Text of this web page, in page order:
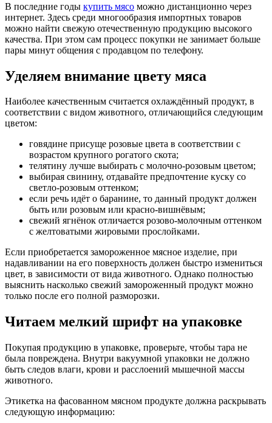
В последние годы купить мясо можно дистанционно через
интернет. Здесь среди многообразия импортных товаров
можно найти свежую отечественную продукцию высокого
качества. При этом сам процесс покупки не занимает больше
пары минут общения с продавцом по телефону.
Уделяем внимание цвету мяса
Наиболее качественным считается охлаждённый продукт, в
соответствии с видом животного, отличающийся следующим
цветом:
говядине присуще розовые цвета в соответствии с
возрастом крупного рогатого скота;
телятину лучше выбирать с молочно-розовым цветом;
выбирая свинину, отдавайте предпочтение куску со
светло-розовым оттенком;
если речь идёт о баранине, то данный продукт должен
быть или розовым или красно-вишнёвым;
свежий ягнёнок отличается розово-молочным оттенком
с желтоватыми жировыми прослойками.
Если приобретается замороженное мясное изделие, при
надавливании на его поверхность должен быстро измениться
цвет, в зависимости от вида животного. Однако полностью
выяснить насколько свежий замороженный продукт можно
только после его полной разморозки.
Читаем мелкий шрифт на упаковке
Покупая продукцию в упаковке, проверьте, чтобы тара не
была повреждена. Внутри вакуумной упаковки не должно
быть следов влаги, крови и расслоений мышечной массы
животного.
Этикетка на фасованном мясном продукте должна раскрывать
следующую информацию: